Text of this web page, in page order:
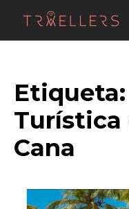
Etiqueta:
Turística
Cana